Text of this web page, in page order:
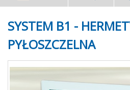
SYSTEM B1 -
PYŁOSZCZELNA